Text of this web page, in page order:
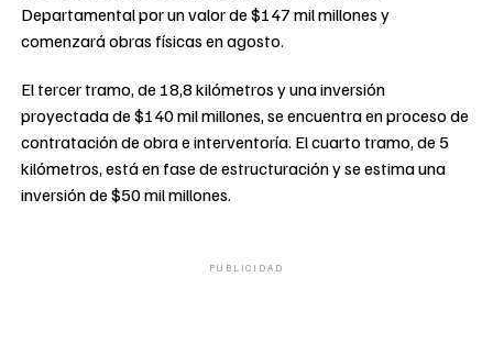
Departamental por un valor de $147 mil millones y
comenzará obras físicas en agosto.
El tercer tramo, de 18,8 kilómetros y una inversión
proyectada de $140 mil millones, se encuentra en proceso de
contratación de obra e interventoría. El cuarto tramo, de 5
kilómetros, está en fase de estructuración y se estima una
inversión de $50 mil millones.
PUBLICIDAD